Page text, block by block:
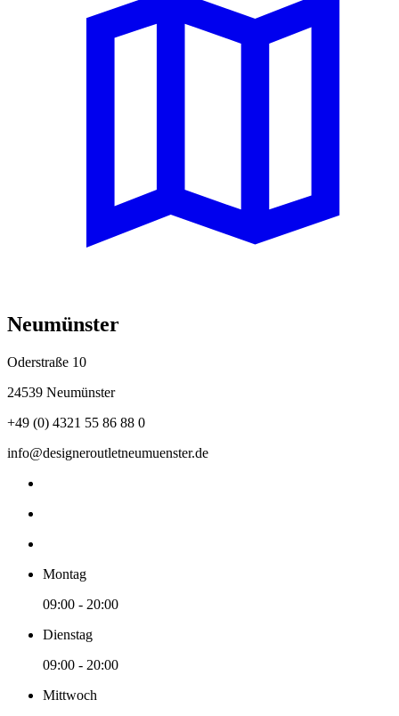
Neumünster
Oderstraße 10
24539 Neumünster
+49 (0) 4321 55 86 88 0
info@designeroutletneumuenster.de
Montag
09:00 - 20:00
Dienstag
09:00 - 20:00
Mittwoch